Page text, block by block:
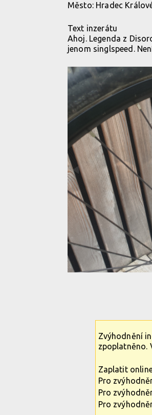
Město: Hradec
Text inzerátu
Ahoj. Legenda z
jenom singlspeed.
Zvýhodnění
zpoplatněno.
Zaplatit
Pro
Pro
Pro